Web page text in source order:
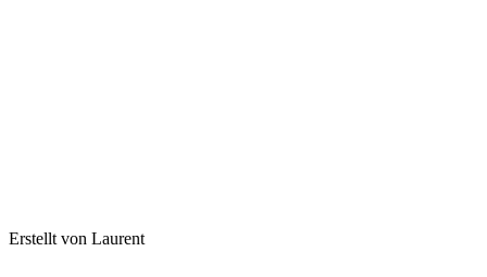
Erstellt von Laurent